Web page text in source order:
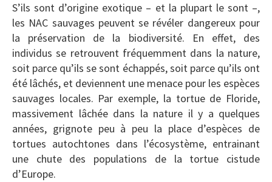
S’ils sont d’origine exotique – et la plupart le sont –,
les NAC sauvages peuvent se révéler dangereux pour
la préservation de la biodiversité. En effet, des
individus se retrouvent fréquemment dans la nature,
soit parce qu’ils se sont échappés, soit parce qu’ils ont
été lâchés, et deviennent une menace pour les espèces
sauvages locales. Par exemple, la tortue de Floride,
massivement lâchée dans la nature il y a quelques
années, grignote peu à peu la place d’espèces de
tortues autochtones dans l’écosystème, entrainant
une chute des populations de la tortue cistude
d’Europe.